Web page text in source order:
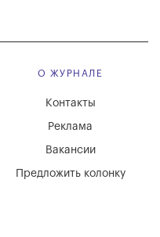
О ЖУРНАЛЕ
Вакансии
Реклама
Контакты
Предложить колонку